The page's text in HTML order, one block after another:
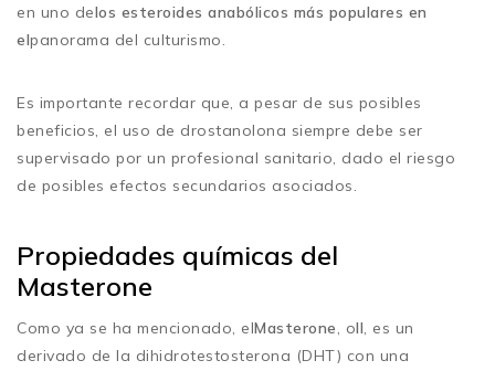
en uno delos esteroides anabólicos más populares en
elpanorama del culturismo.
Es importante recordar que, a pesar de sus posibles
beneficios, el uso de drostanolona siempre debe ser
supervisado por un profesional sanitario, dado el riesgo
de posibles efectos secundarios asociados.
Propiedades químicas del
Masterone
Como ya se ha mencionado, elMasterone , oIl , es un
derivado de la dihidrotestosterona (DHT) con una